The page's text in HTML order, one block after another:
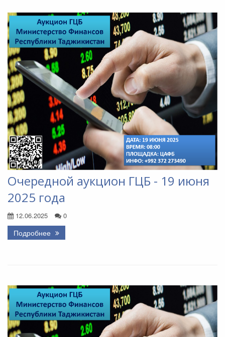
Очередной аукцион ГЦБ - 19 июня
2025 года
12.06.2025 0
Подробнее